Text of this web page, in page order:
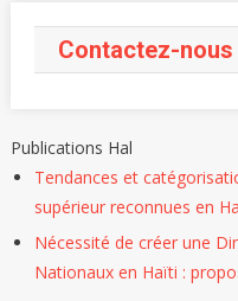
Contactez-nous
Publications Hal
Tendances et
supérieur reconnues en
Nécessité de créer une
Nationaux en Haïti :